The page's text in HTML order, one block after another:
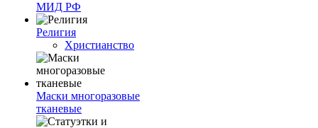
МИД РФ
Религия
Христианство
Маски многоразовые
тканевые